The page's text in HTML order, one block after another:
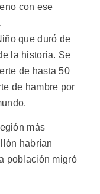
con ese
que duró de
la historia. Se
de hasta 50
de hambre por
más
habrían
población migró